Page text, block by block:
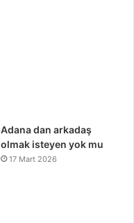
Adana dan arkadaş
olmak isteyen yok mu
17 Mart 2026